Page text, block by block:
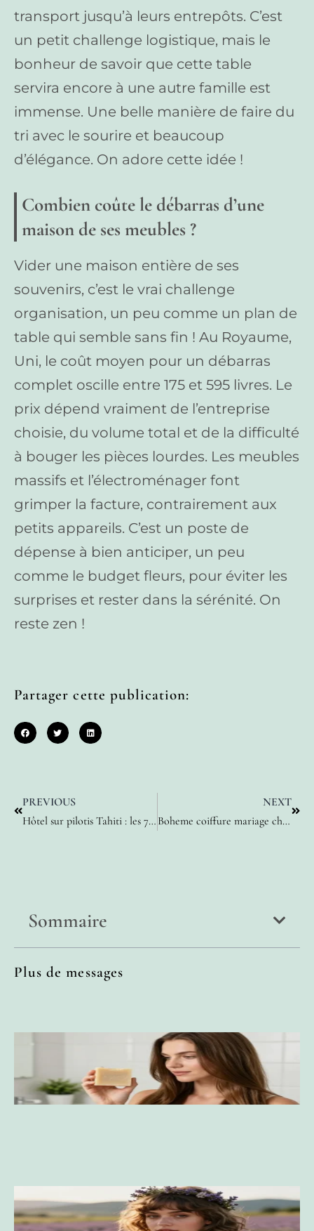
transport jusqu’à leurs entrepôts. C’est
un petit challenge logistique, mais le
bonheur de savoir que cette table
servira encore à une autre famille est
immense. Une belle manière de faire du
tri avec le sourire et beaucoup
d’élégance. On adore cette idée !
Combien coûte le débarras d’une
maison de ses meubles ?
Vider une maison entière de ses
souvenirs, c’est le vrai challenge
organisation, un peu comme un plan de
table qui semble sans fin ! Au Royaume,
Uni, le coût moyen pour un débarras
complet oscille entre 175 et 595 livres. Le
prix dépend vraiment de l’entreprise
choisie, du volume total et de la difficulté
à bouger les pièces lourdes. Les meubles
massifs et l’électroménager font
grimper la facture, contrairement aux
petits appareils. C’est un poste de
dépense à bien anticiper, un peu
comme le budget fleurs, pour éviter les
surprises et rester dans la sérénité. On
reste zen !
Partager cette publication:
PREVIOUS
Hôtel sur pilotis Tahiti : les 7 adresses prestigieuses pour s’évader
NEXT
Boheme coiffure mariage cheveux court : les 10 tendances de 2025
Sommaire
Plus de messages